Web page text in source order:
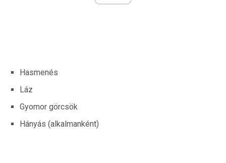
Hasmenés
Láz
Gyomor görcsök
Hányás (alkalmanként)